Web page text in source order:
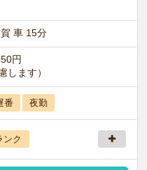
賀 車 15分
円
します）
番 夜勤
ンク